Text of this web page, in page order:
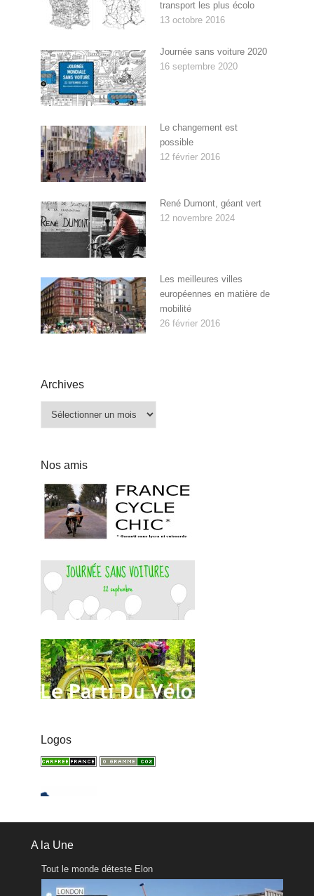
transport les plus écolo
13 octobre 2016
Journée sans voiture 2020
16 septembre 2020
Le changement est
possible
12 février 2016
René Dumont, géant vert
12 novembre 2024
Les meilleures villes
européennes en matière de
mobilité
26 février 2016
Archives
Archives
Nos amis
Logos
A la Une
Tout le monde déteste Elon